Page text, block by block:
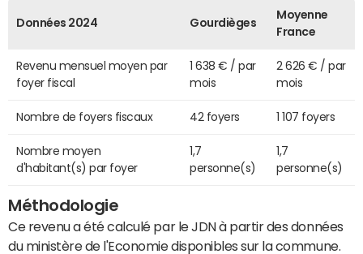
Données 2024 Gourdièges
Moyenne
France
Revenu mensuel moyen par
foyer fiscal
1 638 € / par
mois
2 626 € / par
mois
Nombre de foyers fiscaux 42 foyers 1 107 foyers
Nombre moyen
d'habitant(s) par foyer
1,7
personne(s)
1,7
personne(s)
Méthodologie
Ce revenu a été calculé par le JDN à partir des données
du ministère de l'Economie disponibles sur la commune.